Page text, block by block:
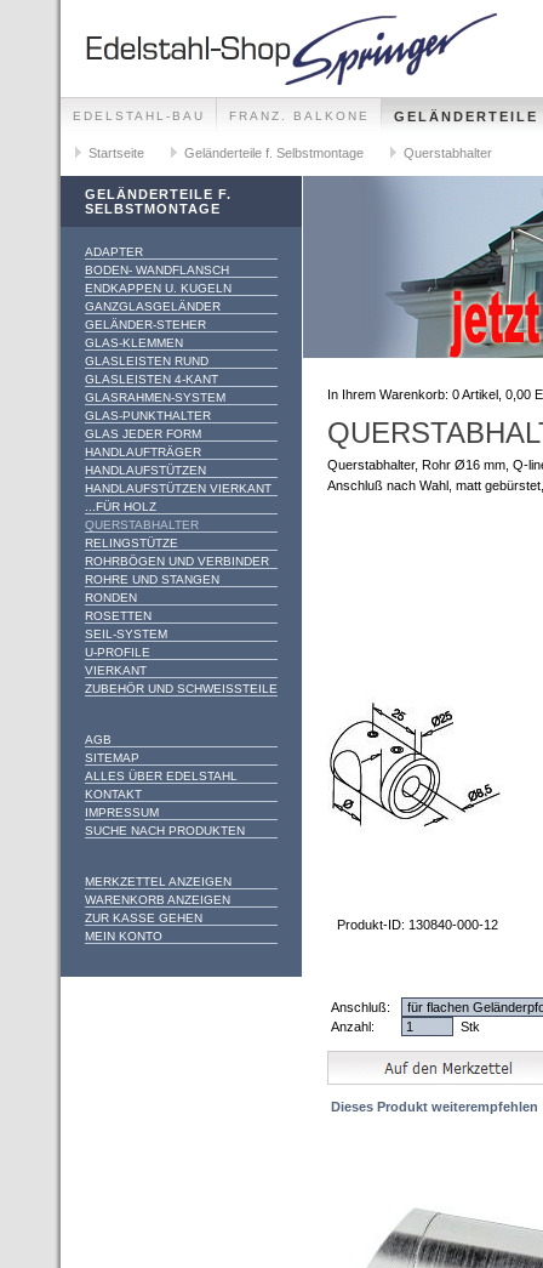
EDELSTAHL-BAU FRANZ. BALKONE
GELÄNDER-SETS FÜR ALLE MONTAGEMÖGLICHKEITEN
Startseite Geländerteile f. Selbstmontage Querstabhalter
GELÄNDERTEILE F.
SELBSTMONTAGE
ADAPTER
BODEN- WANDFLANSCH
ENDKAPPEN U. KUGELN
GANZGLASGELÄNDER
GELÄNDER-STEHER
GLAS-KLEMMEN
GLASLEISTEN RUND
GLASLEISTEN 4-KANT
GLASRAHMEN-SYSTEM
GLAS-PUNKTHALTER
GLAS JEDER FORM
HANDLAUFTRÄGER
HANDLAUFSTÜTZEN
HANDLAUFSTÜTZEN VIERKANT
...FÜR HOLZ
QUERSTABHALTER
RELINGSTÜTZE
ROHRBÖGEN UND VERBINDER
ROHRE UND STANGEN
RONDEN
ROSETTEN
SEIL-SYSTEM
U-PROFILE
VIERKANT
ZUBEHÖR UND SCHWEISSTEILE
AGB
SITEMAP
ALLES ÜBER EDELSTAHL
KONTAKT
IMPRESSUM
SUCHE NACH PRODUKTEN
MERKZETTEL ANZEIGEN
WARENKORB ANZEIGEN
ZUR KASSE GEHEN
MEIN KONTO
In Ihrem Warenkorb: 0Artikel, 0,00
Querstabhalter, Rohr Ø16 mm, Q-
Anschluß nach Wahl, matt gebürstet,
Produkt-ID: 130840-000-12
Anschluß:
Anzahl:
Stk
Dieses Produkt weiterempfehlen